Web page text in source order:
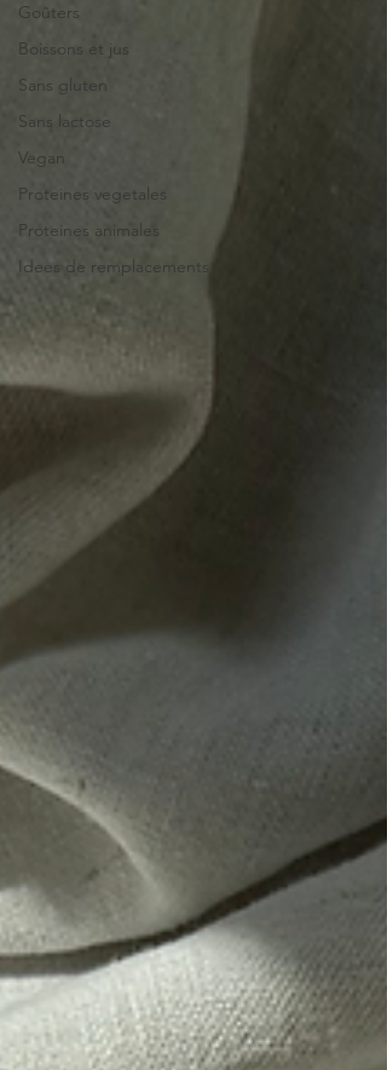
Goûters
Boissons et jus
Sans gluten
Sans lactose
Vegan
Proteines vegetales
Proteines animales
Idees de remplacements